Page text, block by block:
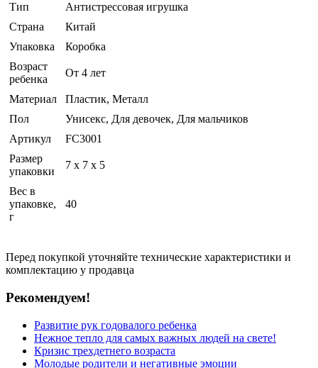
Тип
Антистрессовая игрушка
Страна
Китай
Упаковка
Коробка
Возраст
ребенка
От 4 лет
Материал
Пластик, Металл
Пол
Унисекс, Для девочек, Для мальчиков
Артикул
FC3001
Размер
упаковки
7 x 7 x 5
Вес в
упаковке,
г
40
Перед покупкой уточняйте технические характеристики и
комплектацию у продавца
Рекомендуем!
Развитие рук годовалого ребенка
Нежное тепло для самых важных людей на свете!
Кризис трехдетнего возраста
Молодые родители и негативные эмоции